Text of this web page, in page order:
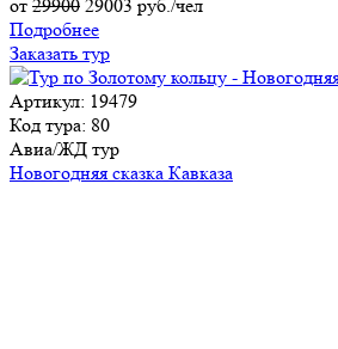
от 29900 29003 руб./чел
Подробнее
Заказать тур
Артикул: 19479
Код тура: 80
Авиа/ЖД тур
Новогодняя сказка Кавказа